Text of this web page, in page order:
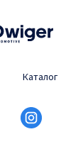
Каталог